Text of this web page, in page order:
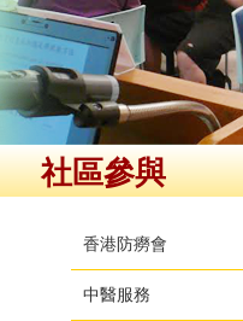
社區參與
香港防癆會
中醫服務